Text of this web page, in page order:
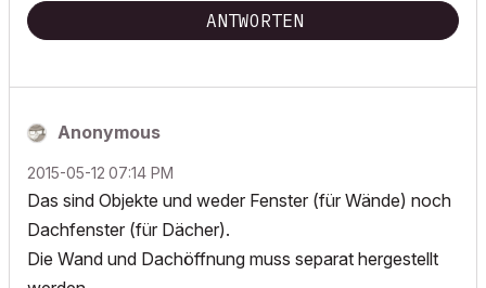
ANTWORTEN
Anonymous
‎2015-05-12 07:14 PM
Das sind Objekte und weder Fenster (für Wände) noch
Dachfenster (für Dächer).
Die Wand und Dachöffnung muss separat hergestellt